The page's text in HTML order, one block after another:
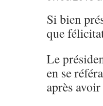
Si bien
que
Le
en se
après